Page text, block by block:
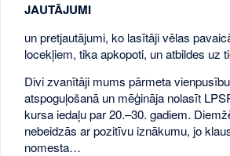
JAUTĀJUMI
un pretjautājumi, ko lasītāji vēlas
locekļiem, tika apkopoti, un atbildes uz
Divi zvanītāji mums pārmeta
atspoguļošanā un mēģināja nolasīt
kursa iedaļu par 20.–30. gadiem.
nebeidzās ar pozitīvu iznākumu, jo
nomesta…